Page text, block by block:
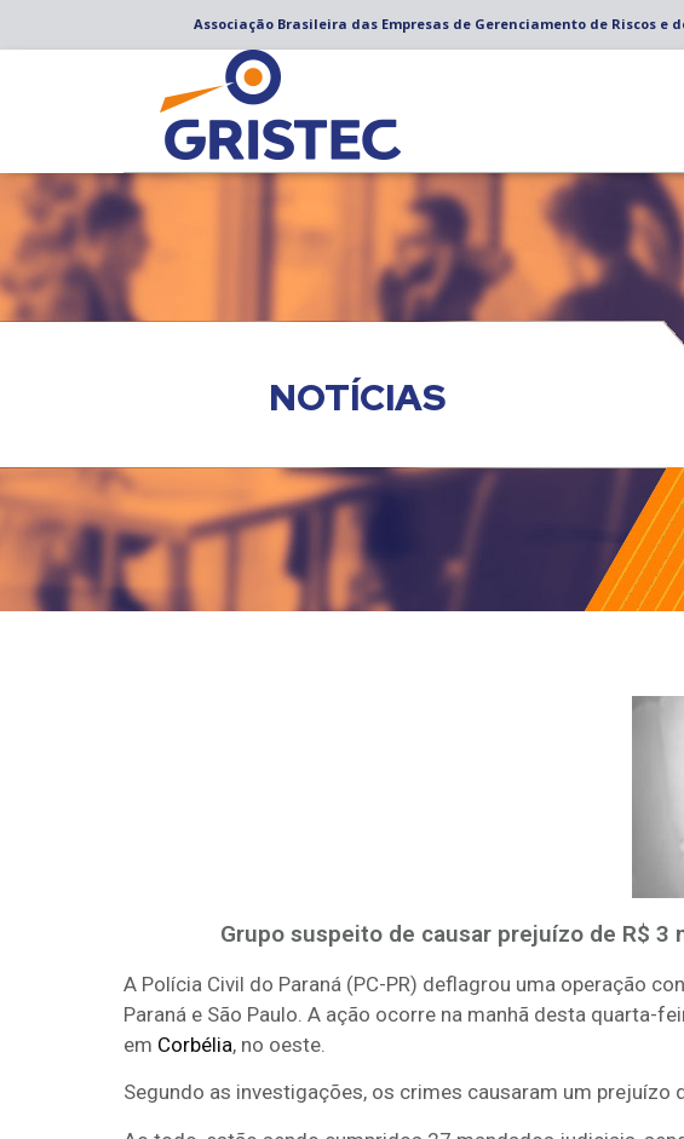
Associação Brasileira das Empresas de Gerenciamento de Riscos
NOTÍCIAS
Grupo suspeito de causar prejuízo de R$ 3
A Polícia Civil do Paraná (PC-PR) deflagrou uma operação
Paraná e São Paulo. A ação ocorre na manhã desta quarta-
em Corbélia, no oeste.
Segundo as investigações, os crimes causaram um prejuízo